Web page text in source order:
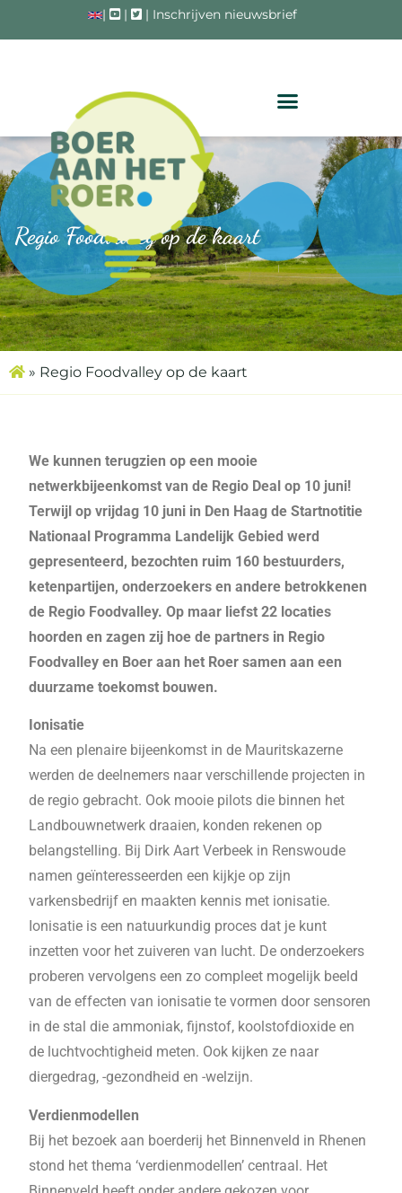
| | | Inschrijven nieuwsbrief
Regio Foodvalley op de kaart
» Regio Foodvalley op de kaart
We kunnen terugzien op een mooie
netwerkbijeenkomst van de Regio Deal op 10 juni!
Terwijl op vrijdag 10 juni in Den Haag de Startnotitie
Nationaal Programma Landelijk Gebied werd
gepresenteerd, bezochten ruim 160 bestuurders,
ketenpartijen, onderzoekers en andere betrokkenen
de Regio Foodvalley. Op maar liefst 22 locaties
hoorden en zagen zij hoe de partners in Regio
Foodvalley en Boer aan het Roer samen aan een
duurzame toekomst bouwen.
Ionisatie
Na een plenaire bijeenkomst in de Mauritskazerne
werden de deelnemers naar verschillende projecten in
de regio gebracht. Ook mooie pilots die binnen het
Landbouwnetwerk draaien, konden rekenen op
belangstelling. Bij Dirk Aart Verbeek in Renswoude
namen geïnteresseerden een kijkje op zijn
varkensbedrijf en maakten kennis met ionisatie.
Ionisatie is een natuurkundig proces dat je kunt
inzetten voor het zuiveren van lucht. De onderzoekers
proberen vervolgens een zo compleet mogelijk beeld
van de effecten van ionisatie te vormen door sensoren
in de stal die ammoniak, fijnstof, koolstofdioxide en
de luchtvochtigheid meten. Ook kijken ze naar
diergedrag, -gezondheid en -welzijn.
Verdienmodellen
Bij het bezoek aan boerderij het Binnenveld in Rhenen
stond het thema ‘verdienmodellen’ centraal. Het